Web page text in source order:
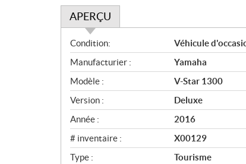
APERÇU
A
p
e
r
ç
u
Condition:
Véhicule
Manufacturier :
Yamaha
Modèle :
V-Star 1300
Version :
Deluxe
Année :
2016
# inventaire :
X00129
Type :
Tourisme